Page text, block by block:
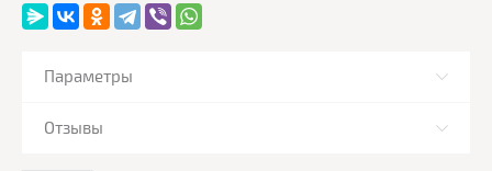
Параметры
Отзывы